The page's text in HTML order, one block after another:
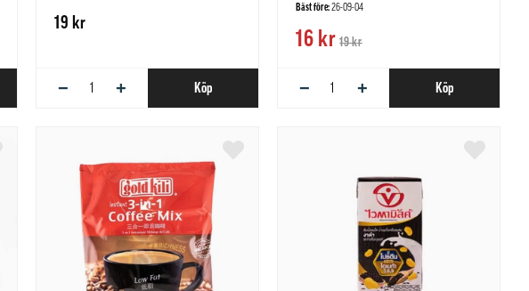
19 kr
− + Köp
Bäst före:26-09-04
16 kr 19 kr
− + Köp